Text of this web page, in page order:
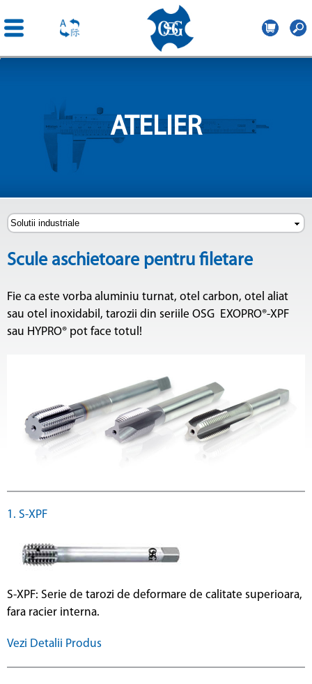
Central
ATELIER
Scule aschietoare pentru filetare
Fie ca este vorba aluminiu turnat, otel carbon, otel aliat
sau otel inoxidabil, tarozii din seriile OSG EXOPRO®-XPF
sau HYPRO® pot face totul!
1. S-XPF
S-XPF: Serie de tarozi de deformare de calitate superioara,
fara racier interna.
Vezi Detalii Produs